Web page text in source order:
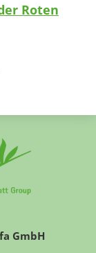
Roten
GmbH